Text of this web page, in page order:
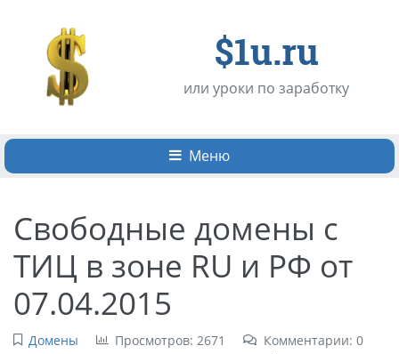
$1u.ru
или уроки по заработку
Меню
Свободные домены с
ТИЦ в зоне RU и РФ от
07.04.2015
Домены Просмотров: 2671
Комментарии: 0